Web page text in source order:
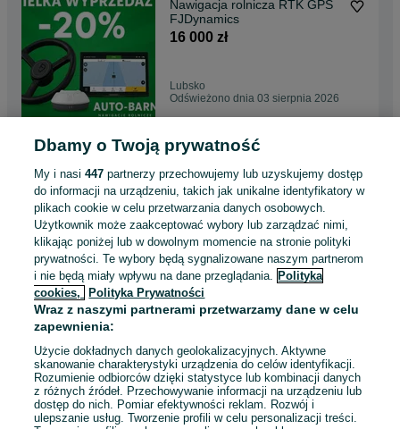
Nawigacja rolnicza RTK GPS
FJDynamics
16 000 zł
Lubsko
Odświeżono dnia 03 sierpnia 2026
Fjdynamics AT2 LITE
Nawigacja Rolnicza
9 900 zł
Borowiecko
Odświeżono dnia 01 sierpnia 2026
FJDynamics Nawigacja
Rolnicza RTK GPS.
Jarosław
29 lipca 2026
Dbamy o Twoją prywatność
My i nasi447 partnerzy przechowujemy lub uzyskujemy dostęp
do informacji na urządzeniu, takich jak unikalne identyfikatory w
plikach cookie w celu przetwarzania danych osobowych.
Użytkownik może zaakceptować wybory lub zarządzać nimi,
klikając poniżej lub w dowolnym momencie na stronie polityki
prywatności. Te wybory będą sygnalizowane naszym partnerom
i nie będą miały wpływu na dane przeglądania. Polityka
cookies,
Polityka Prywatności
Wraz z naszymi partnerami przetwarzamy dane w celu
zapewnienia:
Użycie dokładnych danych geolokalizacyjnych. Aktywne
skanowanie charakterystyki urządzenia do celów identyfikacji.
Rozumienie odbiorców dzięki statystyce lub kombinacji danych
z różnych źródeł. Przechowywanie informacji na urządzeniu lub
dostęp do nich. Pomiar efektywności reklam. Rozwój i
ulepszanie usług. Tworzenie profili w celu personalizacji treści.